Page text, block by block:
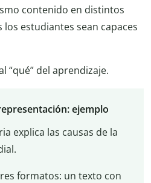
contenido en distintos
estudiantes sean capaces
“qué” del aprendizaje.
ejemplo
explica las causas de la
formatos: un texto con